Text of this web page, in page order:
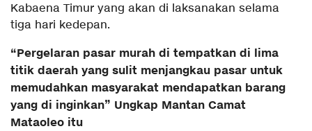
Kabaena Timur yang akan di laksanakan selama
tiga hari kedepan.
“Pergelaran pasar murah di tempatkan di lima
titik daerah yang sulit menjangkau pasar untuk
memudahkan masyarakat mendapatkan barang
yang di inginkan” Ungkap Mantan Camat
Mataoleo itu